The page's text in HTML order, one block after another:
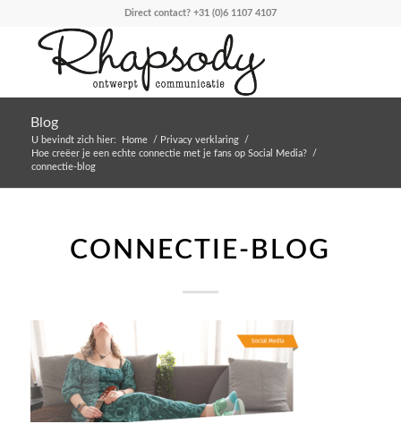
Direct contact? +31 (0)6 1107 4107
Blog
U bevindt zich hier: Home / Privacy verklaring
/
Hoe creëer je een echte connectie met je fans op Social Media?
/
connectie-blog
CONNECTIE-BLOG